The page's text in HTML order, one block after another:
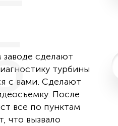
сделают
турбины
с вами. Сделают
После
все по пунктам
что вызвало